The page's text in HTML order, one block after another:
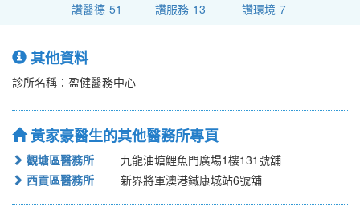
讚醫德 51 讚服務 13 讚環境 7
其他資料
診所名稱：盈健醫務中心
黃家豪醫生的其他醫務所專頁
觀塘區醫務所
九龍油塘鯉魚門廣場1樓131號舖
西貢區醫務所
新界將軍澳港鐵康城站6號舖